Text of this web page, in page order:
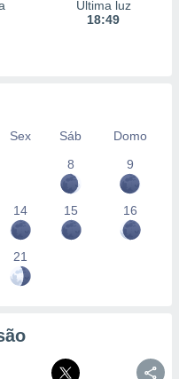
Última luz
18:49
Sex Sáb
Domo
8
9
14 15 16
21